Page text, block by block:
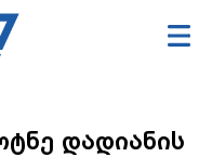
დადიანის